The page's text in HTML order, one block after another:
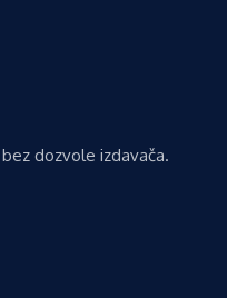
dozvole izdavača.